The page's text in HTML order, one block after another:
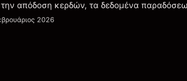
την απόδοση κερδών, τα δεδομένα
στην τεχνολογία και την παραγωγή.
2026